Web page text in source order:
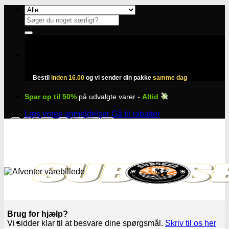
Fortsæt
indhold
Søg
efter:
Bestil inden 16.00 og vi sender din pakke samme dag
Spar op til 50% på udvalgte varer - Altid
Læs vores anmeldelser Gå til rabatter
Brug for hjælp?
Vi sidder klar til at besvare dine spørgsmål. Skriv til os her